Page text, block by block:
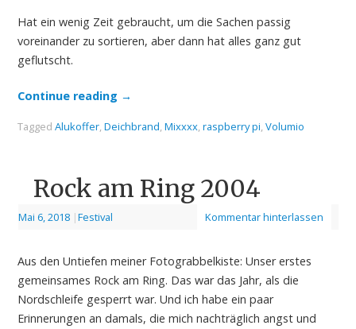
Hat ein wenig Zeit gebraucht, um die Sachen passig
voreinander zu sortieren, aber dann hat alles ganz gut
geflutscht.
Continue reading →
Tagged Alukoffer, Deichbrand Mixxxx, raspberry pi Volumio
Rock am Ring 2004
Mai 6, 2018 |Festival Kommentar hinterlassen
Aus den Untiefen meiner Fotograbbelkiste: Unser erstes
gemeinsames Rock am Ring. Das war das Jahr, als die
Nordschleife gesperrt war. Und ich habe ein paar
Erinnerungen an damals, die mich nachträglich angst und